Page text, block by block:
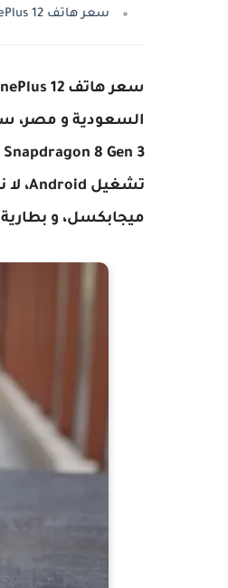
سعر هاتف OnePlus 12 في الجزائر
ميجابكسل، و بطارية 5400 مللي امبير/الساعة.